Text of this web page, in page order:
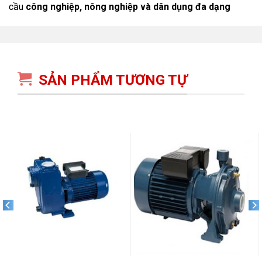
cầu công nghiệp, nông nghiệp và dân dụng đa dạng
SẢN PHẨM TƯƠNG TỰ